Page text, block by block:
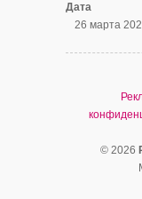
Дата
26 марта
© 2026